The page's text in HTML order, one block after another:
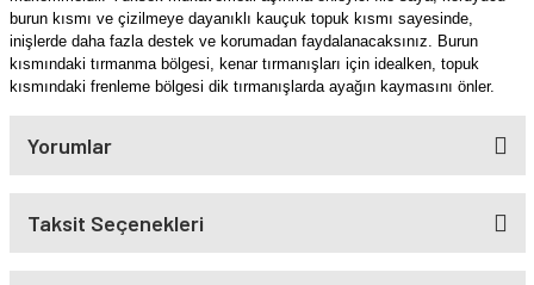
burun kısmı ve çizilmeye dayanıklı kauçuk topuk kısmı sayesinde,
inişlerde daha fazla destek ve korumadan faydalanacaksınız. Burun
kısmındaki tırmanma bölgesi, kenar tırmanışları için idealken, topuk
kısmındaki frenleme bölgesi dik tırmanışlarda ayağın kaymasını önler.
Yorumlar
Taksit Seçenekleri